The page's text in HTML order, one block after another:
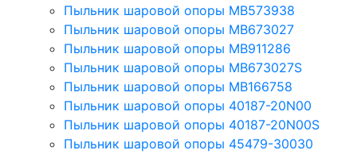
Пыльник шаровой опоры MB573938
Пыльник шаровой опоры MB673027
Пыльник шаровой опоры MB911286
Пыльник шаровой опоры MB673027S
Пыльник шаровой опоры MB166758
Пыльник шаровой опоры 40187-20N00
Пыльник шаровой опоры 40187-20N00S
Пыльник шаровой опоры 45479-30030